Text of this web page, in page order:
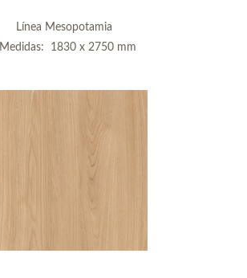
Línea Mesopotamia
Medidas: 1830 x 2750 mm